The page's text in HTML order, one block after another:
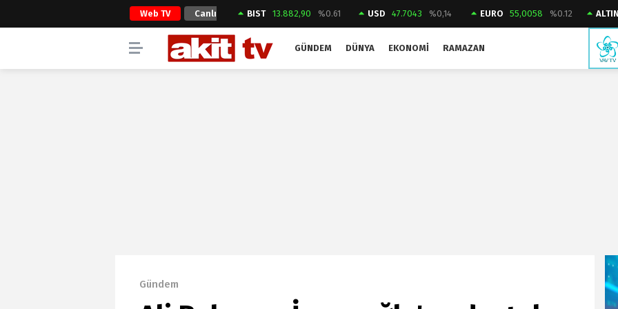
Web TV Canlı
Yayın
BIST 13.882,90 %0.61 USD 47.7043 %0,14 EURO 55,0058 %0.12 ALTIN
GÜNDEM DÜNYA EKONOMI RAMAZAN
Gündem